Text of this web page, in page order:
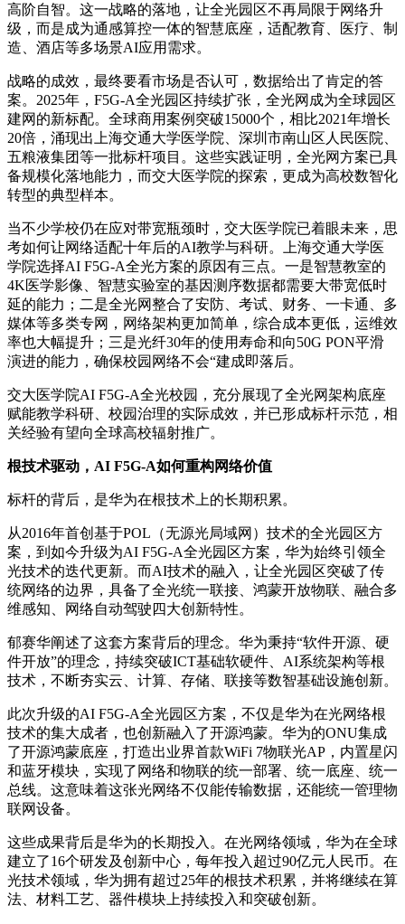
高阶自智。这一战略的落地，让全光园区不再局限于网络升
级，而是成为通感算控一体的智慧底座，适配教育、医疗、制
造、酒店等多场景AI应用需求。
战略的成效，最终要看市场是否认可，数据给出了肯定的答
案。2025年，F5G-A全光园区持续扩张，全光网成为全球园区
建网的新标配。全球商用案例突破15000个，相比2021年增长
20倍，涌现出上海交通大学医学院、深圳市南山区人民医院、
五粮液集团等一批标杆项目。这些实践证明，全光网方案已具
备规模化落地能力，而交大医学院的探索，更成为高校数智化
转型的典型样本。
当不少学校仍在应对带宽瓶颈时，交大医学院已着眼未来，思
考如何让网络适配十年后的AI教学与科研。上海交通大学医
学院选择AI F5G-A全光方案的原因有三点。一是智慧教室的
4K医学影像、智慧实验室的基因测序数据都需要大带宽低时
延的能力；二是全光网整合了安防、考试、财务、一卡通、多
媒体等多类专网，网络架构更加简单，综合成本更低，运维效
率也大幅提升；三是光纤30年的使用寿命和向50G PON平滑
演进的能力，确保校园网络不会“建成即落后。
交大医学院AI F5G-A全光校园，充分展现了全光网架构底座
赋能教学科研、校园治理的实际成效，并已形成标杆示范，相
关经验有望向全球高校辐射推广。
根技术驱动，AI F5G-A如何重构网络价值
标杆的背后，是华为在根技术上的长期积累。
从2016年首创基于POL（无源光局域网）技术的全光园区方
案，到如今升级为AI F5G-A全光园区方案，华为始终引领全
光技术的迭代更新。而AI技术的融入，让全光园区突破了传
统网络的边界，具备了全光统一联接、鸿蒙开放物联、融合多
维感知、网络自动驾驶四大创新特性。
郁赛华阐述了这套方案背后的理念。华为秉持“软件开源、硬
件开放”的理念，持续突破ICT基础软硬件、AI系统架构等根
技术，不断夯实云、计算、存储、联接等数智基础设施创新。
此次升级的AI F5G-A全光园区方案，不仅是华为在光网络根
技术的集大成者，也创新融入了开源鸿蒙。华为的ONU集成
了开源鸿蒙底座，打造出业界首款WiFi 7物联光AP，内置星闪
和蓝牙模块，实现了网络和物联的统一部署、统一底座、统一
总线。这意味着这张光网络不仅能传输数据，还能统一管理物
联网设备。
这些成果背后是华为的长期投入。在光网络领域，华为在全球
建立了16个研发及创新中心，每年投入超过90亿元人民币。在
光技术领域，华为拥有超过25年的根技术积累，并将继续在算
法、材料工艺、器件模块上持续投入和突破创新。